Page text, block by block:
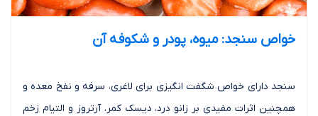
خواص سنجد: میوه، پودر و شکوفه آن
سنجد دارای خواص شگفت انگیزی برای لاغری، سرفه و نفخ معده و
همچنین اثرات مفیدی بر زانو درد، دیسک کمر، آرتروز و التیام زخم